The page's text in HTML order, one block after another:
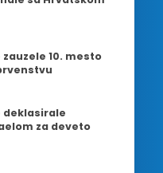
10. mesto
deklasirale
za deveto